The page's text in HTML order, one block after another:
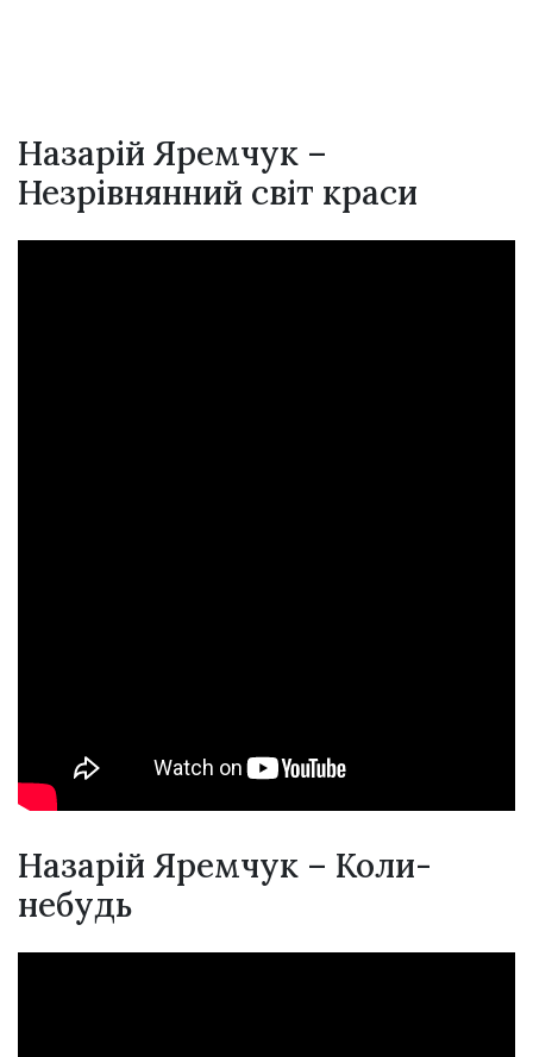
Назарій Яремчук –
Незрівнянний світ краси
Назарій Яремчук – Коли-
небудь